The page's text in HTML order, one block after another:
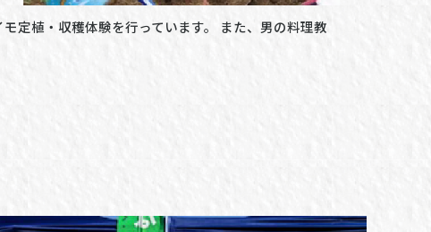
定植・収穫体験を行っています。 また、男の料理教